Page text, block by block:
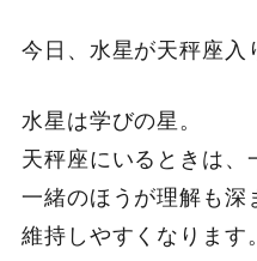
今日、水星が天秤座入
水星は学びの星。
天秤座にいるときは、
一緒のほうが理解も深
維持しやすくなります。